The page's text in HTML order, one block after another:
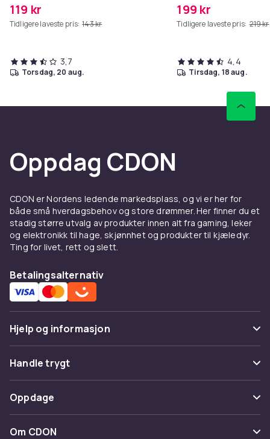
119 kr
Tidligere laveste pris: 143 kr
3,7
torsdag, 20 aug.
199 kr
Tidligere laveste pris: 219 kr
4,4
tirsdag, 18 aug.
Oppdag CDON
CDON er Nordens ledende markedsplass, og vi er her for
både små hverdagsbehov og store drømmer. Her finner du et
stadig større utvalg av produkter innen alt fra gaming, leker
og elektronikk til hage, skjønnhet og produkter til kjæledyr.
Ting for livet, rett og slett.
Betalingsalternativ
Hjelp og informasjon
Vanlige spørsmål
Spor pakke
Angre & returner her
Kontakt oss
Handle trygt
Betaling
Levering
Oppdage
Kategorier
Om CDON